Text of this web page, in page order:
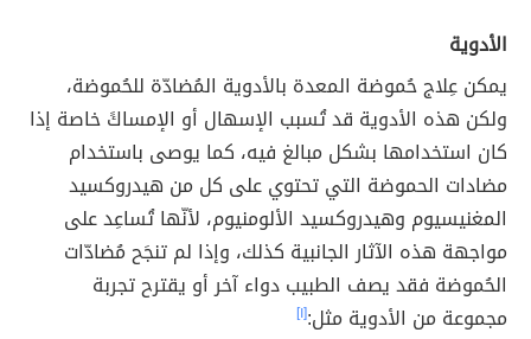
الأدوية
يمكن عِلاج حُموضة المعدة بالأدوية المُضادّة للحُموضة،
ولكن هذه الأدوية قد تُسبب الإسهال أو الإمساكً خاصة إذا
كان استخدامها بشكل مبالغ فيه، كما يوصى باستخدام
مضادات الحموضة التي تحتوي على كل من هيدروكسيد
المغنيسيوم وهيدروكسيد الألومنيوم، لأنّها تُساعِد على
مواجهة هذه الآثار الجانبية كذلك، وإذا لم تنجَح مُضادّات
الحُموضة فقد يصف الطبيب دواء آخر أو يقترح تجربة
مجموعة من الأدوية مثل:[١]